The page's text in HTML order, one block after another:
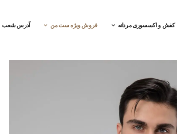
کفش و اکسسوری مردانه فروش ویژه ست من آدرس شعب